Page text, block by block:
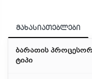
მახასიათებლები
ბარათის
ტიპი